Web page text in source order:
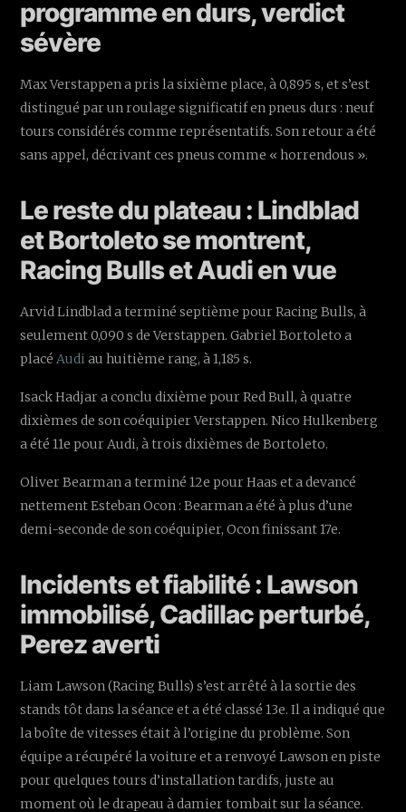
programme en durs, verdict
sévère
Max Verstappen a pris la sixième place, à 0,895 s, et s’est
distingué par un roulage significatif en pneus durs : neuf
tours considérés comme représentatifs. Son retour a été
sans appel, décrivant ces pneus comme « horrendous ».
Le reste du plateau : Lindblad
et Bortoleto se montrent,
Racing Bulls et Audi en vue
Arvid Lindblad a terminé septième pour Racing Bulls, à
seulement 0,090 s de Verstappen. Gabriel Bortoleto a
placéAudi au huitième rang, à 1,185 s.
Isack Hadjar a conclu dixième pour Red Bull, à quatre
dixièmes de son coéquipier Verstappen. Nico Hulkenberg
a été 11e pour Audi, à trois dixièmes de Bortoleto.
Oliver Bearman a terminé 12e pour Haas et a devancé
nettement Esteban Ocon : Bearman a été à plus d’une
demi-seconde de son coéquipier, Ocon finissant 17e.
Incidents et fiabilité : Lawson
immobilisé, Cadillac perturbé,
Perez averti
Liam Lawson (Racing Bulls) s’est arrêté à la sortie des
stands tôt dans la séance et a été classé 13e. Il a indiqué que
la boîte de vitesses était à l’origine du problème. Son
équipe a récupéré la voiture et a renvoyé Lawson en piste
pour quelques tours d’installation tardifs, juste au
moment où le drapeau à damier tombait sur la séance.